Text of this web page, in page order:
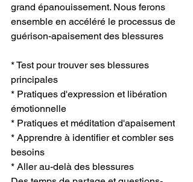
grand épanouissement. Nous ferons
ensemble en accéléré le processus de
guérison-apaisement des blessures
* Test pour trouver ses blessures
principales
* Pratiques d'expression et libération
émotionnelle
* Pratiques et méditation d'apaisement
* Apprendre à identifier et combler ses
besoins
* Aller au-delà des blessures